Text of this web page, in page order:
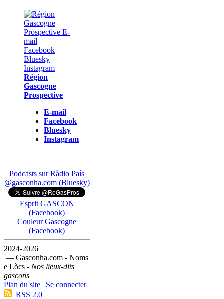
Région
Gascogne
Prospective
E-mail
Facebook
Bluesky
Instagram
Podcasts sur Ràdio País
@gasconha.com (Bluesky)
Esprit GASCON
(Facebook)
Couleur Gascogne
(Facebook)
2024-2026
— Gasconha.com - Noms
e Lòcs - Nos lieux-dits
gascons
Plan du site | Se connecter|
RSS 2.0